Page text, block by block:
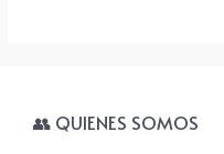
👥 QUIENES SOMOS